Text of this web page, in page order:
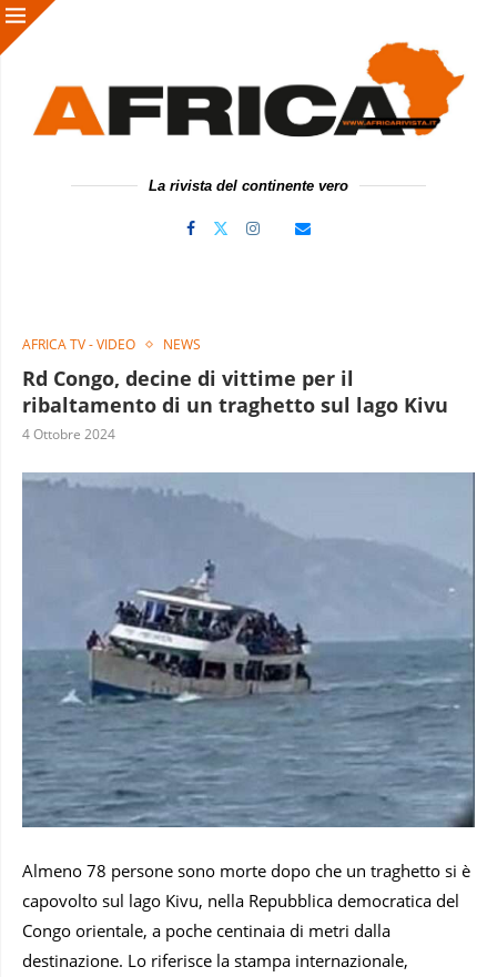
La rivista del continente vero
AFRICA TV - VIDEO NEWS
Rd Congo, decine di vittime per il
ribaltamento di un traghetto sul lago Kivu
4 Ottobre 2024
Almeno 78 persone sono morte dopo che un traghetto si è
capovolto sul lago Kivu, nella Repubblica democratica del
Congo orientale, a poche centinaia di metri dalla
destinazione. Lo riferisce la stampa internazionale,